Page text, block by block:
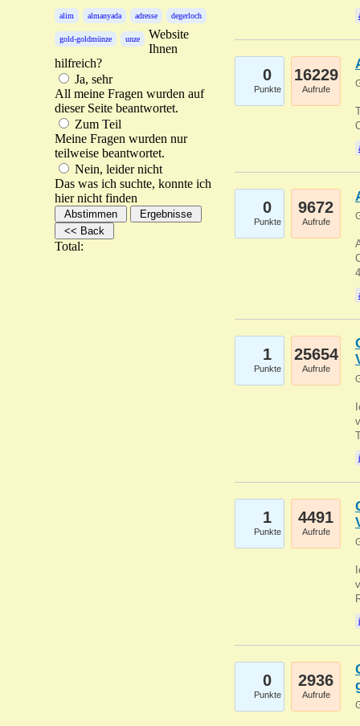
alim almanyada adresse degerloch
gold-goldmünze unze
Website
Ihnen
hilfreich?
Ja, sehr
All meine Fragen wurden auf
dieser Seite beantwortet.
Zum Teil
Meine Fragen wurden nur
teilweise beantwortet.
Nein, leider nicht
Das was ich suchte, konnte ich
hier nicht finden
Total:
0
Punkte
16229
Aufrufe
0
Punkte
9672
Aufrufe
1
Punkte
25654
Aufrufe
1
Punkte
4491
Aufrufe
0
Punkte
2936
Aufrufe